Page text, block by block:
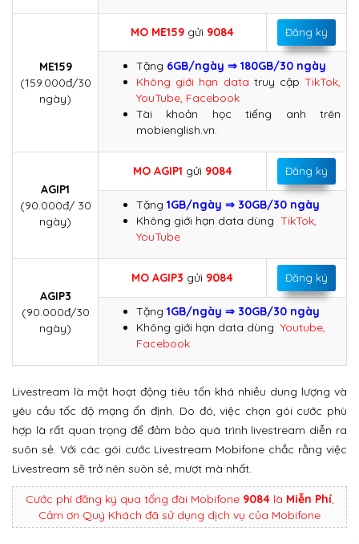
ME159
(159.000đ/30
ngày)
MO ME159 gửi 9084 Đăng ký
Tặng 6GB/ngày ⇒ 180GB/30 ngày
Không giới hạn data truy cập TikTok,
YouTube, Facebook
Tài khoản học tiếng anh trên
mobienglish.vn.
AGIP1
(90.000đ/ 30
ngày)
MO AGIP1 gửi 9084 Đăng ký
Tặng 1GB/ngày ⇒ 30GB/30 ngày
Không giới hạn data dùng TikTok,
YouTube
AGIP3
(90.000đ/30
ngày)
MO AGIP3 gửi 9084 Đăng ký
Tặng 1GB/ngày ⇒ 30GB/30 ngày
Không giới hạn data dùng Youtube,
Facebook
Livestream là một hoạt động tiêu tốn khá nhiều dung lượng và
yêu cầu tốc độ mạng ổn định. Do đó, việc chọn gói cước phù
hợp là rất quan trọng để đảm bảo quá trình livestream diễn ra
suôn sẻ. Với các gói cước Livestream Mobifone chắc rằng việc
Livestream sẽ trở nên suôn sẻ, mượt mà nhất.
Cước phí đăng ký qua tổng đài Mobifone 9084là Miễn Phí,
Cảm ơn Quý Khách đã sử dụng dịch vụ của Mobifone